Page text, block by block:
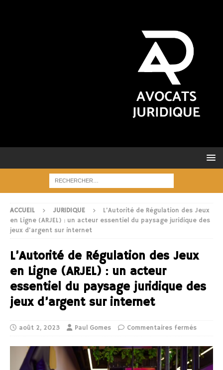
ACCUEIL JURIDIQUE
L’Autorité de Régulation des Jeux
en Ligne (ARJEL) : un acteur essentiel du paysage juridique des
jeux d’argent sur internet
L’Autorité de Régulation des Jeux
en Ligne (ARJEL) : un acteur
essentiel du paysage juridique des
jeux d’argent sur internet
août 2, 2023 Paul Gomes Commentaires fermés